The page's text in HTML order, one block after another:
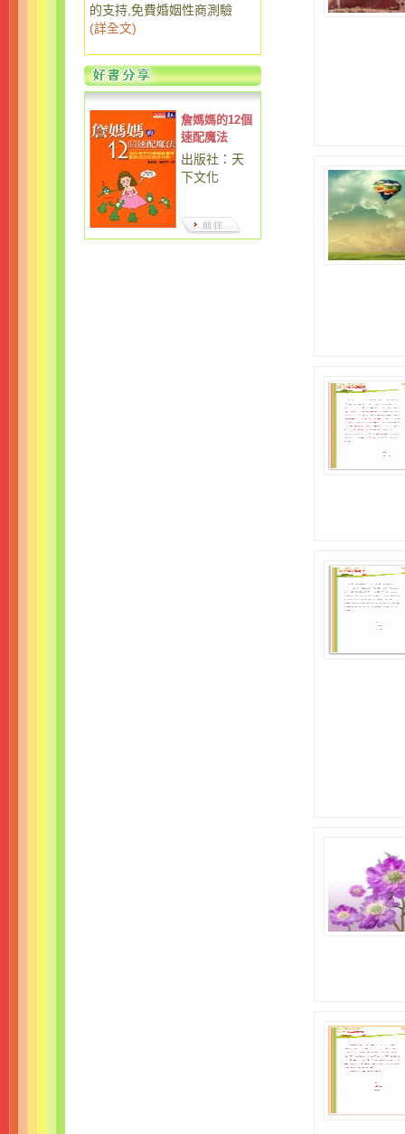
的支持,免費婚姻性商測驗
(詳全文)
詹媽媽的12個
速配魔法
出版社：天
下文化